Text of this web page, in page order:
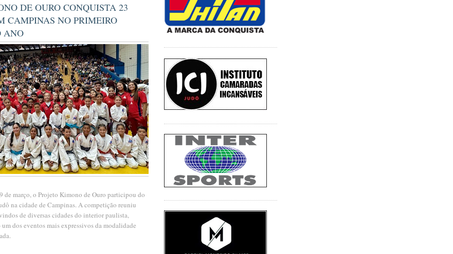
DE OURO CONQUISTA 23
CAMPINAS NO PRIMEIRO
ANO
de março, o Projeto Kimono de Ouro participou do
na cidade de Campinas. A competição reuniu
de diversas cidades do interior paulista,
dos eventos mais expressivos da modalidade